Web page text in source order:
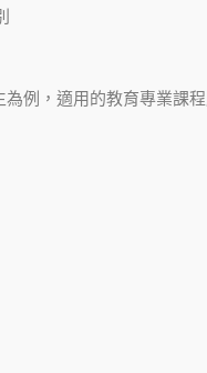
例，適用的教育專業課